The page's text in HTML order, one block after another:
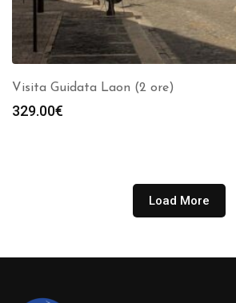
Visita Guidata Laon (2 ore)
329.00€
Load More